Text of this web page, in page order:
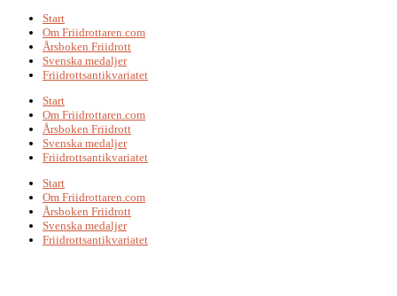
Start
Om Friidrottaren.com
Årsboken Friidrott
Svenska medaljer
Friidrottsantikvariatet
Start
Om Friidrottaren.com
Årsboken Friidrott
Svenska medaljer
Friidrottsantikvariatet
Start
Om Friidrottaren.com
Årsboken Friidrott
Svenska medaljer
Friidrottsantikvariatet